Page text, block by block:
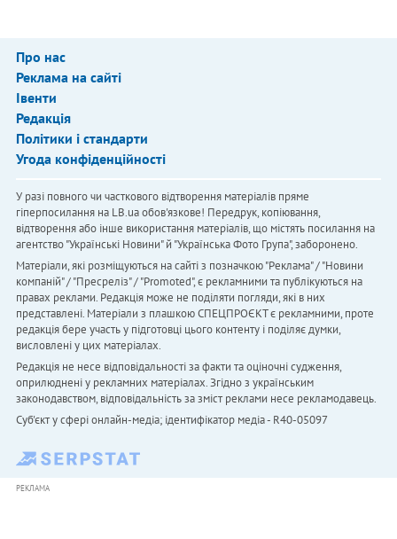
Про нас
Реклама на сайті
Івенти
Редакція
Політики і стандарти
Угода конфіденційності
У разі повного чи часткового відтворення матеріалів пряме
гіперпосилання на LB.ua обов'язкове! Передрук, копіювання,
відтворення або інше використання матеріалів, що містять посилання на
агентство "Українськi Новини" й "Українська Фото Група", заборонено.
Матеріали, які розміщуються на сайті з позначкою "Реклама" / "Новини
компаній" / "Пресреліз" / "Promoted", є рекламними та публікуються на
правах реклами. Редакція може не поділяти погляди, які в них
представлені. Матеріали з плашкою СПЕЦПРОЄКТ є рекламними, проте
редакція бере участь у підготовці цього контенту і поділяє думки,
висловлені у цих матеріалах.
Редакція не несе відповідальності за факти та оціночні судження,
оприлюднені у рекламних матеріалах. Згідно з українським
законодавством, відповідальність за зміст реклами несе рекламодавець.
Cуб'єкт у сфері онлайн-медіа; ідентифікатор медіа - R40-05097
РЕКЛАМА